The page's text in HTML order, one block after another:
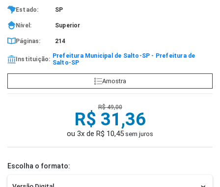
Estado: SP
Nível: Superior
Páginas: 214
Instituição: Prefeitura Municipal de Salto-SP - Prefeitura de
Salto-SP
Amostra
R$ 49,00
R$ 31,36
ou 3x de R$ 10,45 sem juros
Escolha o formato: